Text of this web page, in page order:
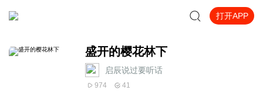
打开APP
盛开的樱花林下
启辰说过要听话
974 41